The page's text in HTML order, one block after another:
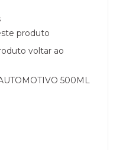
produto
voltar ao
500ML